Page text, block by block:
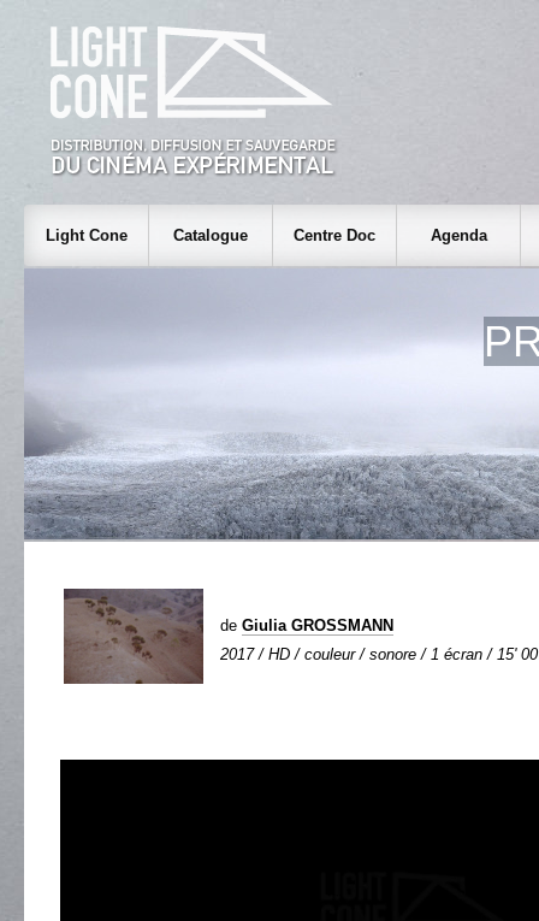
Light Cone Catalogue Centre Doc Agenda
de Giulia GROSSMANN
2017 / HD / couleur / sonore / 1 écran / 15' 00